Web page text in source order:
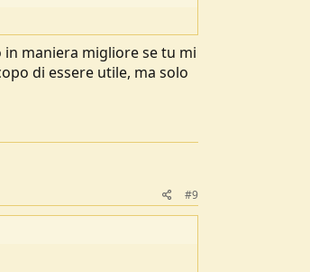
maniera migliore se tu mi
di essere utile, ma solo
#9